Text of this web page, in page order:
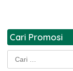
Cari Promosi
Cari
untuk: